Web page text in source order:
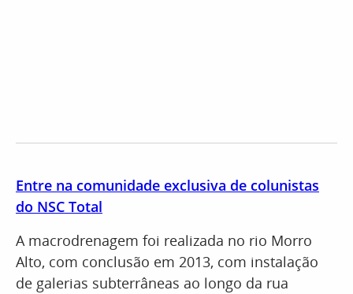
Entre na comunidade exclusiva de colunistas
do NSC Total
A macrodrenagem foi realizada no rio Morro
Alto, com conclusão em 2013, com instalação
de galerias subterrâneas ao longo da rua